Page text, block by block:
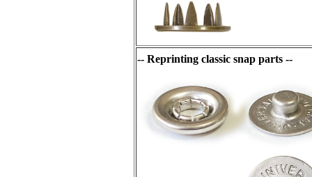
-- Reprinting classic snap parts --